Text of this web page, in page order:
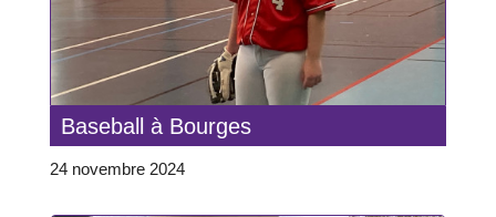
Baseball à Bourges
24 novembre 2024